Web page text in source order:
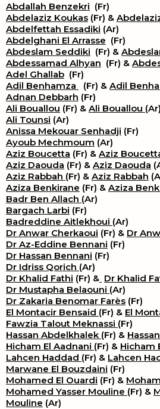
Abdallah Benzekri (Fr)
Abdelaziz Koukas (Fr) &
Abdelfettah Essadiki (Ar)
Abdelghani El Arrasse (Fr)
Abdeslam Seddiki (Fr) &
Abdessamad Alhyan (Fr) &
Adel Ghallab (Fr)
Adil Benhamza
(Fr) & Adil
Adnan Debbarh (Fr)
Ali Bouallou (Fr) & Ali Bouallou (Ar)
Ali Tounsi (Ar)
Anissa Mekouar Senhadji (Fr)
Ayoub Mechmoum (Ar)
Aziz Boucetta (Fr) & Aziz
Aziz Daouda (Fr) & Aziz Daouda
Aziz Rabbah (Fr) & Aziz Rabbah
Aziza Benkirane (Fr) & Aziza
Badr Ben Allach (Ar)
Bargach Larbi (Fr)
Badreddine Aitlekhoui (Ar)
Dr Anwar Cherkaoui (Fr) & Dr
Dr Az-Eddine Bennani (Fr)
Dr Hassan Bennani (Fr)
Dr Idriss Qorich (Ar)
Dr Khalid Fathi (Fr) & Dr Khalid
Dr Mustapha Belaouni (Ar)
Dr Zakaria Benomar Farès (Fr)
El Montacir Bensaid (Fr) & El
Fawzia Talout Meknassi (Fr)
Hassan Abdelkhalek (Fr) &
Hicham El Aadnani (Fr) & Hicham
Lahcen Haddad (Fr) & Lahcen
Marwane El Bouzdaini (Fr)
Mohamed El Ouardi (Fr) &
Mohamed Yasser Mouline (Fr) &
Mouline (Ar)